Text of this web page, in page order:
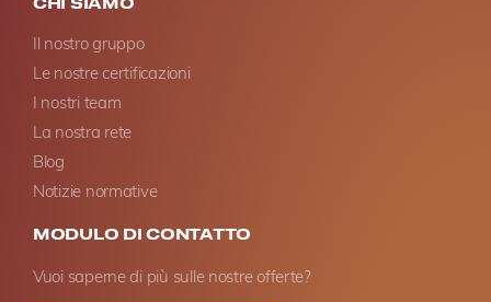
Il nostro gruppo
Le nostre certificazioni
I nostri team
La nostra rete
Blog
Notizie normative
MODULO DI CONTATTO
Vuoi saperne di più sulle nostre offerte?